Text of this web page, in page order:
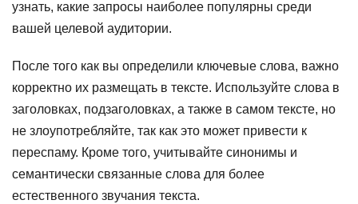
узнать, какие запросы наиболее популярны среди
вашей целевой аудитории.
После того как вы определили ключевые слова, важно
корректно их размещать в тексте. Используйте слова в
заголовках, подзаголовках, а также в самом тексте, но
не злоупотребляйте, так как это может привести к
переспаму. Кроме того, учитывайте синонимы и
семантически связанные слова для более
естественного звучания текста.